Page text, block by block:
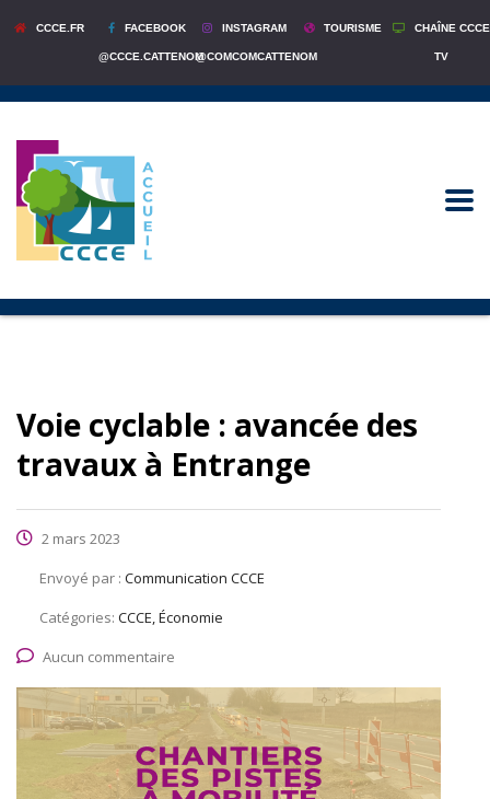
CCCE.FR FACEBOOK
@CCCE.CATTENOM
INSTAGRAM
@COMCOMCATTENOM
TOURISME CHAÎNE CCCE
TV
Voie cyclable : avancée des
travaux à Entrange
2 mars 2023
Envoyé par : Communication CCCE
Catégories: CCCE, Économie
Aucun commentaire